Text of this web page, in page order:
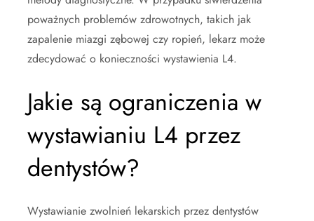
poważnych problemów zdrowotnych, takich jak
zapalenie miazgi zębowej czy ropień, lekarz może
zdecydować o konieczności wystawienia L4.
Jakie są ograniczenia w
wystawianiu L4 przez
dentystów?
Wystawianie zwolnień lekarskich przez dentystów